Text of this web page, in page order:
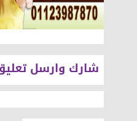
شارك وارسل